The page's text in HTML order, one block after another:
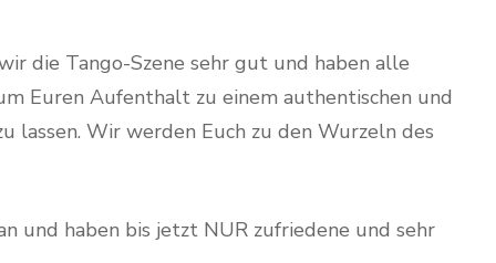
die Tango-Szene sehr gut und haben alle
Euren Aufenthalt zu einem authentischen und
lassen. Wir werden Euch zu den Wurzeln des
und haben bis jetzt NUR zufriedene und sehr